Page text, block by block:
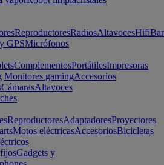
ReproductoresRadiosAltavocesHifi
GPSMicrófonos
ComplementosPortátilesImpresoras
Monitores gamingAccesorios
CámarasAltavoces
ReproductoresAdaptadoresProyectores
Motos eléctricasAccesoriosBicicletas
Gadgets y